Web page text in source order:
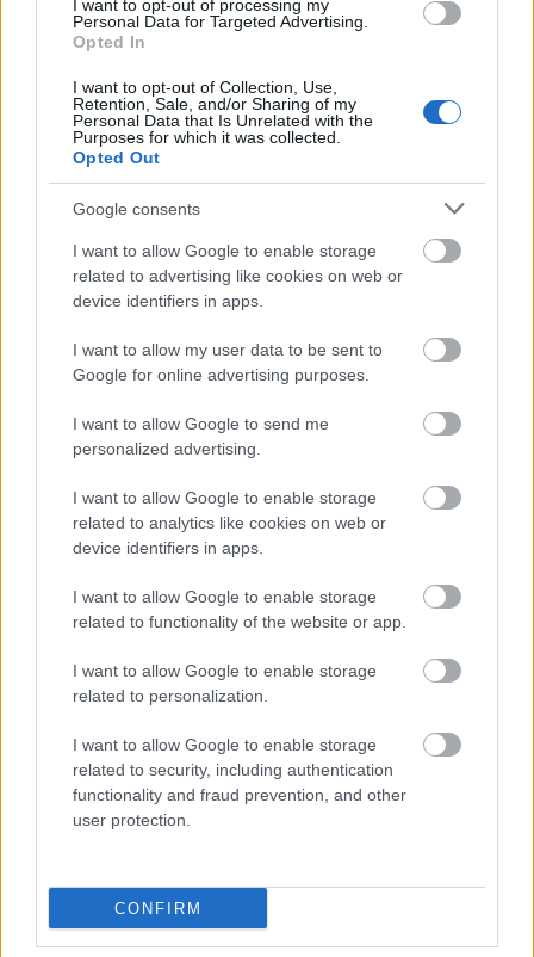
I want to opt-out of processing my
Personal Data for Targeted Advertising.
Opted In
I want to opt-out of Collection, Use,
Retention, Sale, and/or Sharing of my
Personal Data that Is Unrelated with the
Purposes for which it was collected.
Opted Out
Google consents
I want to allow Google to enable storage
related to advertising like cookies on web or
device identifiers in apps.
I want to allow my user data to be sent to
Google for online advertising purposes.
I want to allow Google to send me
personalized advertising.
I want to allow Google to enable storage
related to analytics like cookies on web or
device identifiers in apps.
I want to allow Google to enable storage
related to functionality of the website or app.
I want to allow Google to enable storage
related to personalization.
I want to allow Google to enable storage
related to security, including authentication
functionality and fraud prevention, and other
user protection.
CONFIRM
kegytárgya, amelynek felkutatása évszázadok, sőt
évezredek óta izgatja a régészek, valláskutatók és ...
Időutazás a Heti Hetes szilveszteri
adásában!
budapest24•2015. december 30.
Igazi időutazásban lesz része december 31-én a Heti
hetes nézőinek. A humor nagyágyúi ezúttal 2045-ből
jelentkeznek a múlt, a jelen és a jövő ...